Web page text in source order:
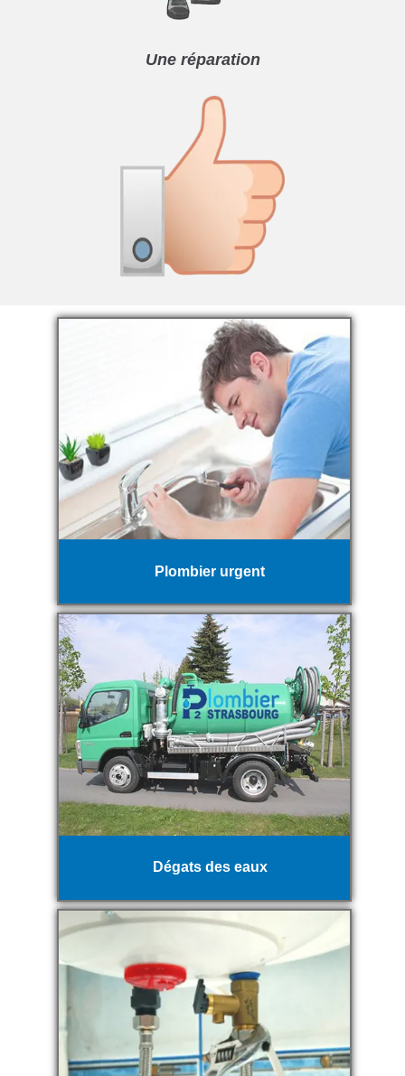
Une réparation
Plombier urgent
Dégats des eaux